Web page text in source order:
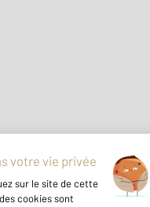
500 m ©Mappy